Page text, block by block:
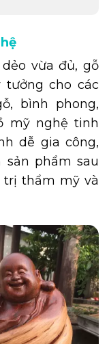
vừa đủ, gỗ
cho các
bình phong,
mỹ nghệ tinh
dễ gia công,
phẩm sau
trị thẩm mỹ và